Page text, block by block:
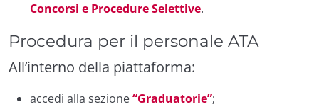
Concorsi e Procedure Selettive.
Procedura per il personale ATA
All’interno della piattaforma:
accedi alla sezione“Graduatorie”;